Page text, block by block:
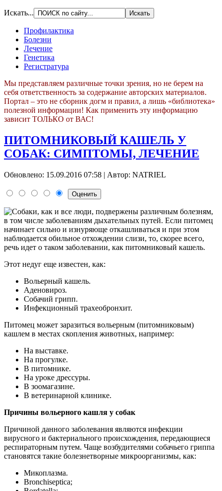
Искать...
Профилактика
Болезни
Лечение
Генетика
Регистратура
Мы представляем различные точки зрения, но не берем на
себя ответственность за содержание авторских материалов.
Портал – это не сборник догм и правил, а лишь «библиотека»
полезной информации! Как применить эту информацию
зависит ТОЛЬКО от ВАС!
ПИТОМНИКОВЫЙ КАШЕЛЬ У
СОБАК: СИМПТОМЫ, ЛЕЧЕНИЕ
Обновлено: 15.09.2016 07:58 | Автор: NATRIEL
Собаки, как и все люди, подвержены различным болезням,
в том числе заболеваниям дыхательных путей. Если питомец
начинает сильно и изнуряюще откашливаться и при этом
наблюдается обильное отхождении слизи, то, скорее всего,
речь идет о таком заболевании, как питомниковый кашель.
Этот недуг еще известен, как:
Вольерный кашель.
Аденовироз.
Собачий грипп.
Инфекционный трахеобронхит.
Питомец может заразиться вольерным (питомниковым)
кашлем в местах скопления животных, например:
На выставке.
На прогулке.
В питомнике.
На уроке дрессуры.
В зоомагазине.
В ветеринарной клинике.
Причины вольерного кашля у собак
Причиной данного заболевания являются инфекции
вирусного и бактериального происхождения, передающиеся
респираторным путем. Чаще возбудителями собачьего гриппа
становятся такие болезнетворные микроорганизмы, как:
Микоплазма.
Bronchiseptica;